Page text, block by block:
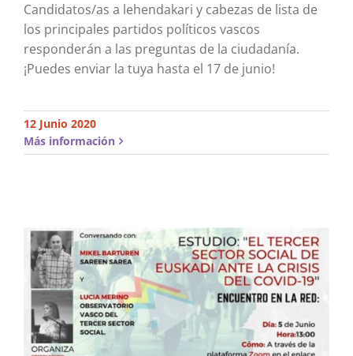
Candidatos/as a lehendakari y cabezas de lista de
los principales partidos políticos vascos
responderán a las preguntas de la ciudadanía.
¡Puedes enviar la tuya hasta el 17 de junio!
12 Junio 2020
Más información